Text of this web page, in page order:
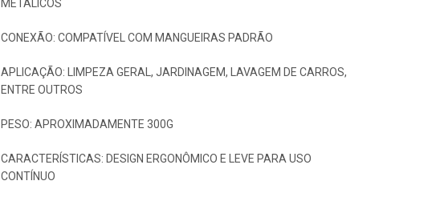
METÁLICOS
CONEXÃO: COMPATÍVEL COM MANGUEIRAS PADRÃO
APLICAÇÃO: LIMPEZA GERAL, JARDINAGEM, LAVAGEM DE CARROS,
ENTRE OUTROS
PESO: APROXIMADAMENTE 300G
CARACTERÍSTICAS: DESIGN ERGONÔMICO E LEVE PARA USO
CONTÍNUO